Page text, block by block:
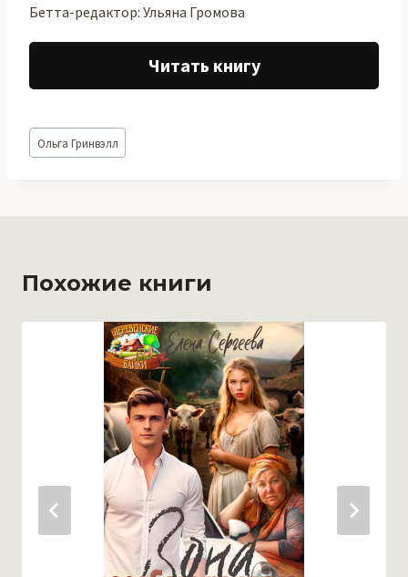
Бетта-редактор: Ульяна Громова
Читать книгу
Метки
записи:
Ольга Гринвэлл
Похожие книги